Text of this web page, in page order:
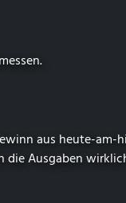
aus heute-am-
Ausgaben